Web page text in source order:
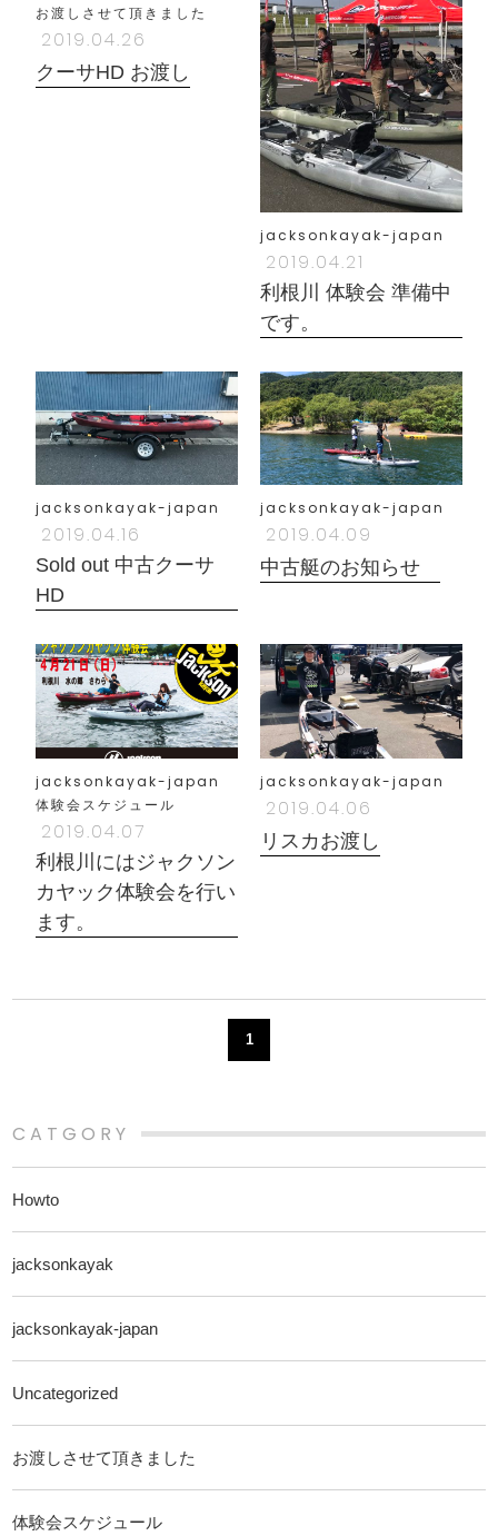
お渡しさせて頂きました
2019.04.26
クーサHD お渡し
jacksonkayak-japan
2019.04.21
利根川 体験会 準備中
です。
jacksonkayak-japan
2019.04.16
Sold out 中古クーサ
HD
jacksonkayak-japan
2019.04.09
中古艇のお知らせ
jacksonkayak-japan
体験会スケジュール
2019.04.07
利根川にはジャクソン
カヤック体験会を行い
ます。
jacksonkayak-japan
2019.04.06
リスカお渡し
1
CATGORY
Howto
jacksonkayak
jacksonkayak-japan
Uncategorized
お渡しさせて頂きました
体験会スケジュール